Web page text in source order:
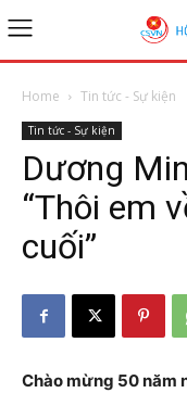
Home Tin tức - Sự kiện
Tin tức - Sự kiện
Dương
“Thôi em
cuối”
Chào mừng 50 năm